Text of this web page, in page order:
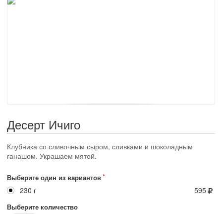
Десерт Ичиго
Клубника со сливочным сыром, сливками и шоколадным
ганашом. Украшаем мятой.
Выберите один из вариантов
230 г 595
Выберите количество